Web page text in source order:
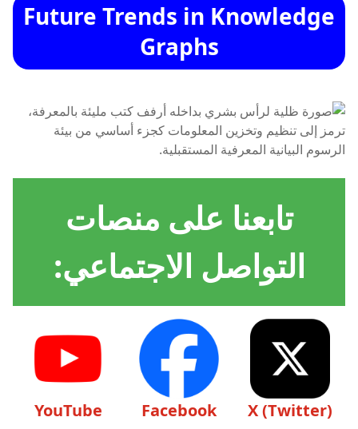
Future Trends in Knowledge
Graphs
تابعنا على منصات
التواصل الاجتماعي:
X (Twitter)
Facebook
YouTube